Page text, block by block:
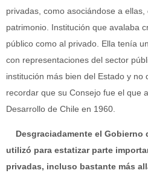
privadas, como asociándose a
patrimonio. Institución que avalaba
público como al privado. Ella tenía
con representaciones del sector
institución más bien del Estado y no
recordar que su Consejo fue el que
Desarrollo de Chile en 1960.
Desgraciadamente el Gobierno
utilizó para estatizar parte
privadas, incluso bastante más